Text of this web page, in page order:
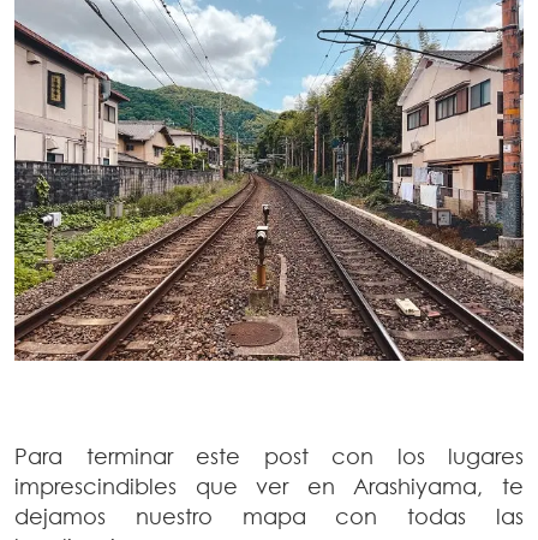
Para terminar este post con los lugares
imprescindibles que ver en Arashiyama, te
dejamos nuestro mapa con todas las